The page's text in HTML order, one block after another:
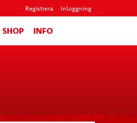
Registrera Inloggning
SHOP INFO